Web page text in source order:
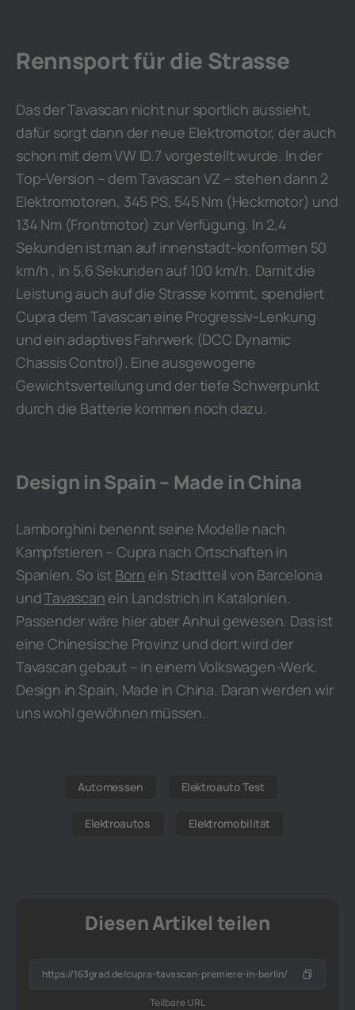
Rennsport für die Strasse
Das der Tavascan nicht nur sportlich aussieht,
dafür sorgt dann der neue Elektromotor, der auch
schon mit dem VW ID.7 vorgestellt wurde. In der
Top-Version – dem Tavascan VZ – stehen dann 2
Elektromotoren, 345 PS, 545 Nm (Heckmotor) und
134 Nm (Frontmotor) zur Verfügung. In 2,4
Sekunden ist man auf innenstadt-konformen 50
km/h , in 5,6 Sekunden auf 100 km/h. Damit die
Leistung auch auf die Strasse kommt, spendiert
Cupra dem Tavascan eine Progressiv-Lenkung
und ein adaptives Fahrwerk (DCC Dynamic
Chassis Control). Eine ausgewogene
Gewichtsverteilung und der tiefe Schwerpunkt
durch die Batterie kommen noch dazu.
Design in Spain – Made in China
Lamborghini benennt seine Modelle nach
Kampfstieren – Cupra nach Ortschaften in
Spanien. So ist Born ein Stadtteil von Barcelona
undTavascan ein Landstrich in Katalonien.
Passender wäre hier aber Anhui gewesen. Das ist
eine Chinesische Provinz und dort wird der
Tavascan gebaut – in einem Volkswagen-Werk.
Design in Spain, Made in China. Daran werden wir
uns wohl gewöhnen müssen.
Automessen Elektroauto Test
Elektroautos Elektromobilität
Diesen Artikel teilen
Teilbare URL